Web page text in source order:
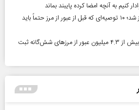
کنیم به آنچه امضا کرده پایبند بماند
بازگشت زائران اربعین آغاز شد؛ ۱۰ توصیه‌ای که قبل از عبور از مرز حتماً باید
رکورد تردد زائران اربعین؛ بیش از ۴.۳ میلیون عبور از مرزهای شش‌گانه ثبت